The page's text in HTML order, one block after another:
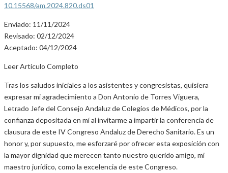
10.15568/am.2024.820.ds01
Enviado: 11/11/2024
Revisado: 02/12/2024
Aceptado: 04/12/2024
Leer Artículo Completo
Tras los saludos iniciales a los asistentes y congresistas, quisiera
expresar mi agradecimiento a Don Antonio de Torres Viguera,
Letrado Jefe del Consejo Andaluz de Colegios de Médicos, por la
confianza depositada en mí al invitarme a impartir la conferencia de
clausura de este IV Congreso Andaluz de Derecho Sanitario. Es un
honor y, por supuesto, me esforzaré por ofrecer esta exposición con
la mayor dignidad que merecen tanto nuestro querido amigo, mi
maestro jurídico, como la excelencia de este Congreso.